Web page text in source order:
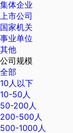
集体企业
上市公司
国家机关
事业单位
其他
公司规模
全部
10人以下
10-50人
50-200人
200-500人
500-1000人